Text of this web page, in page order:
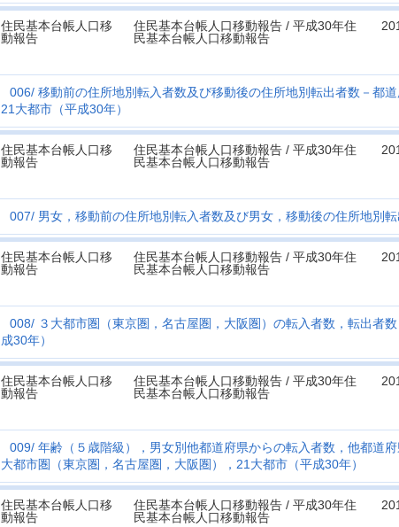
住民基本台帳人口移
動報告
住民基本台帳人口移動報告 / 平成30年住
民基本台帳人口移動報告
006 移動前の住所地別転入者数及び移動後の住所地別転出者数－都
21大都市（平成30年）
住民基本台帳人口移
動報告
住民基本台帳人口移動報告 / 平成30年住
民基本台帳人口移動報告
007 男女，移動前の住所地別転入者数及び男女，移動後の住所地別
住民基本台帳人口移
動報告
住民基本台帳人口移動報告 / 平成30年住
民基本台帳人口移動報告
008
３大都市圏（東京圏，名古屋圏，大阪圏）の転入者数，転出者
成30年）
住民基本台帳人口移
動報告
住民基本台帳人口移動報告 / 平成30年住
民基本台帳人口移動報告
009 年齢（５歳階級），男女別他都道府県からの転入者数，他都道
大都市圏（東京圏，名古屋圏，大阪圏），21大都市（平成30年）
住民基本台帳人口移
動報告
住民基本台帳人口移動報告 / 平成30年住
民基本台帳人口移動報告